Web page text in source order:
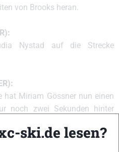
von Brooks heran.
Nystad auf die Strecke
hat Miriam Gössner nun einen
noch zwei Sekunden hinter
ski.de lesen?